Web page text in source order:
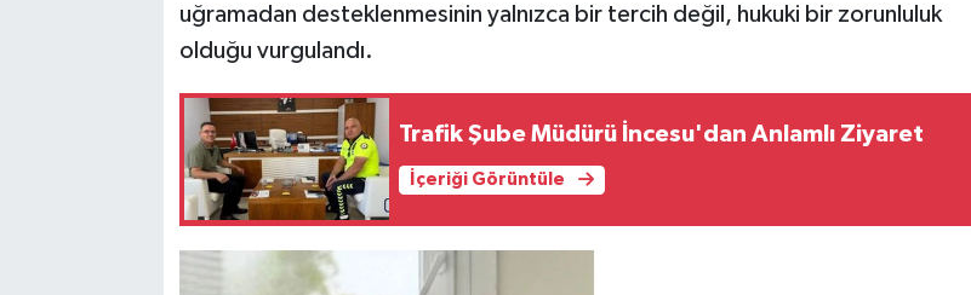
uğramadan desteklenmesinin yalnızca bir tercih değil, hukuki bir zorunluluk
olduğu vurgulandı.
Trafik Şube Müdürü İncesu'dan Anlamlı Ziyaret
İçeriği Görüntüle